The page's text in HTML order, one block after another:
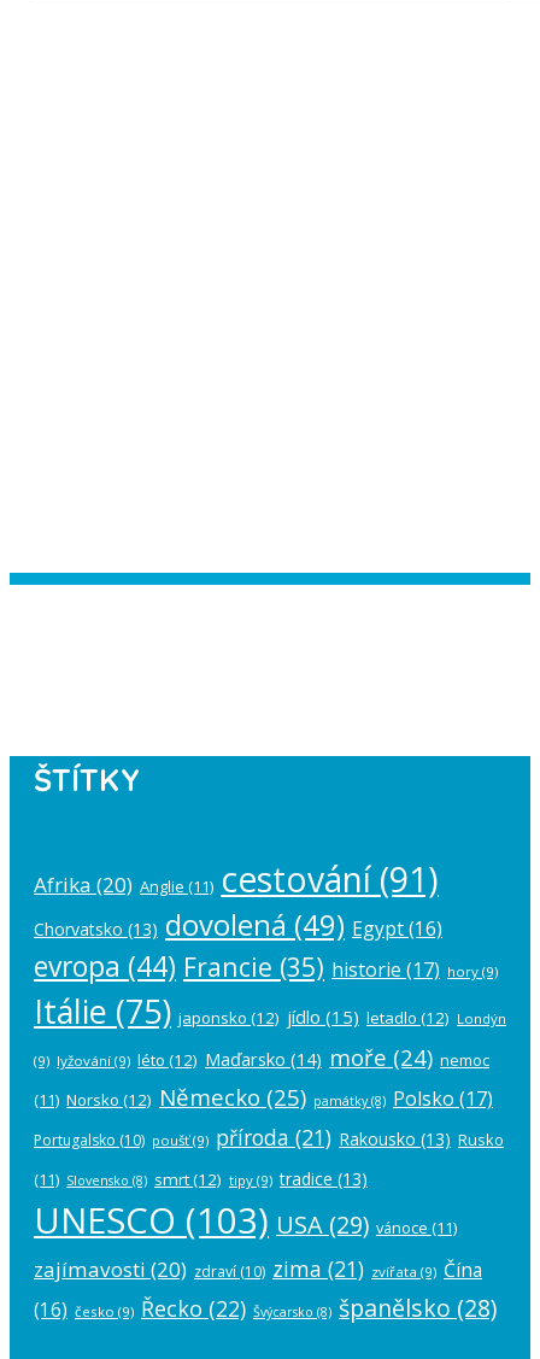
ŠTÍTKY
Afrika (20) Anglie (11) cestování(91)
Chorvatsko (13) dovolená (49) Egypt(16)
evropa (44) Francie (35) historie (17) hory (9)
Itálie (75) japonsko (12) jídlo (15) letadlo (12) Londýn
(9) lyžování (9) léto (12) Maďarsko (14) moře (24) nemoc
(11) Norsko (12) Německo (25) památky(8) Polsko (17)
Portugalsko (10) poušť(9) příroda (21) Rakousko (13) Rusko
(11) Slovensko (8) smrt(12) tipy (9) tradice (13)
UNESCO (103) USA (29) vánoce (11)
zajímavosti (20) zdraví (10) zima (21) zvířata (9) Čína
(16) česko (9) Řecko (22) Švýcarsko (8) španělsko (28)